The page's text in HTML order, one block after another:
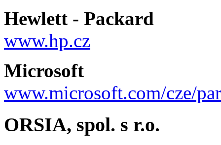
Hewlett - Packard
www.hp.cz
Microsoft
www.microsoft.com/cze/
ORSIA, spol. s r.o.